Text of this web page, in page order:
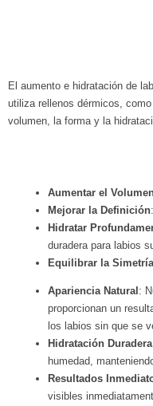
El aumento e hidratación de
utiliza rellenos dérmicos,
volumen, la forma y la
Aumentar el
Mejorar la Definición
Hidratar
duradera para labios
Equilibrar la Simetría
Apariencia Natural:
proporcionan un
los labios sin que se
Hidratación Duradera
humedad,
Resultados
visibles